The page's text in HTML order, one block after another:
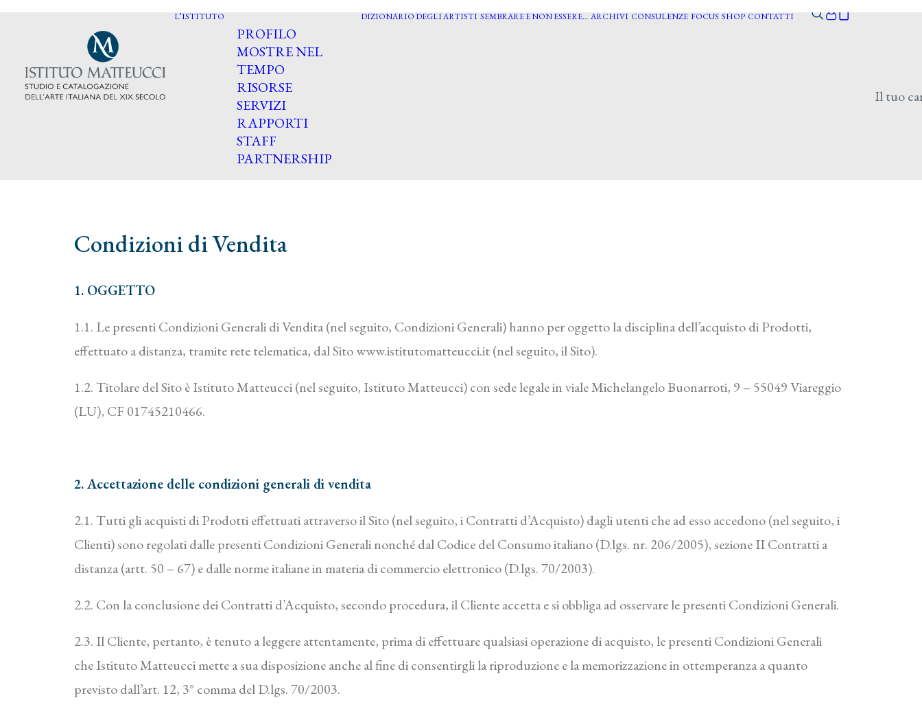
L’ISTITUTO
PROFILO
MOSTRE NEL
TEMPO
RISORSE
SERVIZI
RAPPORTI
STAFF
PARTNERSHIP
DIZIONARIO DEGLI ARTISTI SEMBRARE E NON ESSERE… ARCHIVI CONSULENZE FOCUS SHOP CONTATTI
Il tuo
Condizioni di Vendita
1. OGGETTO
1.1. Le presenti Condizioni Generali di Vendita (nel seguito, Condizioni Generali) hanno per oggetto la disciplina dell’acquisto di Prodotti,
effettuato a distanza, tramite rete telematica, dal Sito www.istitutomatteucci.it (nel seguito, il Sito).
1.2. Titolare del Sito èIstituto Matteucci(nel seguito, Istituto Matteucci) con sede legale inviale Michelangelo Buonarroti, 9 – 55049 Viareggio
(LU), CF 01745210466.
2. Accettazione delle condizioni generali di vendita
2.1. Tutti gli acquisti di Prodotti effettuati attraverso il Sito (nel seguito, i Contratti d’Acquisto) dagli utenti che ad esso accedono (nel seguito, i
Clienti) sono regolati dalle presenti Condizioni Generali nonché dal Codice del Consumo italiano (D.lgs. nr. 206/2005), sezione II Contratti a
distanza (artt. 50 – 67) e dalle norme italiane in materia di commercio elettronico (D.lgs. 70/2003).
2.2. Con la conclusione dei Contratti d’Acquisto, secondo procedura, il Cliente accetta e si obbliga ad osservare le presenti Condizioni Generali.
2.3. Il Cliente, pertanto, è tenuto a leggere attentamente, prima di effettuare qualsiasi operazione di acquisto, le presenti Condizioni Generali
che Istituto Matteucci mette a sua disposizione anche al fine di consentirgli la riproduzione e la memorizzazione in ottemperanza a quanto
previsto dall’art. 12, 3° comma del D.lgs. 70/2003.